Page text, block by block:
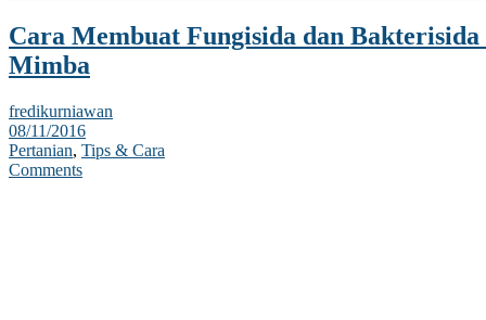
Cara Membuat Fungisida dan
Mimba
fredikurniawan
08/11/2016
Pertanian, Tips & Cara
Comments